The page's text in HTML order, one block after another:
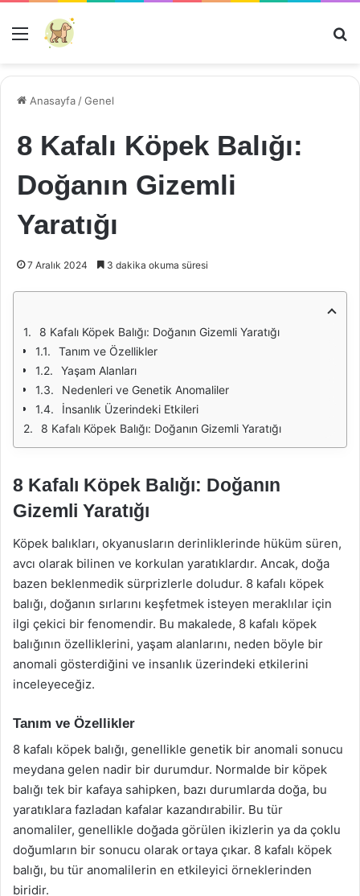
Menü
Anasayfa /Genel
8 Kafalı Köpek Balığı:
Doğanın Gizemli
Yaratığı
7 Aralık 2024 3 dakika okuma süresi
8 Kafalı Köpek Balığı: Doğanın Gizemli Yaratığı
Tanım ve Özellikler
Yaşam Alanları
Nedenleri ve Genetik Anomaliler
İnsanlık Üzerindeki Etkileri
8 Kafalı Köpek Balığı: Doğanın Gizemli Yaratığı
8 Kafalı Köpek Balığı: Doğanın
Gizemli Yaratığı
Köpek balıkları, okyanusların derinliklerinde hüküm süren,
avcı olarak bilinen ve korkulan yaratıklardır. Ancak, doğa
bazen beklenmedik sürprizlerle doludur. 8 kafalı köpek
balığı, doğanın sırlarını keşfetmek isteyen meraklılar için
ilgi çekici bir fenomendir. Bu makalede, 8 kafalı köpek
balığının özelliklerini, yaşam alanlarını, neden böyle bir
anomali gösterdiğini ve insanlık üzerindeki etkilerini
inceleyeceğiz.
Tanım ve Özellikler
8 kafalı köpek balığı, genellikle genetik bir anomali sonucu
meydana gelen nadir bir durumdur. Normalde bir köpek
balığı tek bir kafaya sahipken, bazı durumlarda doğa, bu
yaratıklara fazladan kafalar kazandırabilir. Bu tür
anomaliler, genellikle doğada görülen ikizlerin ya da çoklu
doğumların bir sonucu olarak ortaya çıkar. 8 kafalı köpek
balığı, bu tür anomalilerin en etkileyici örneklerinden
biridir.